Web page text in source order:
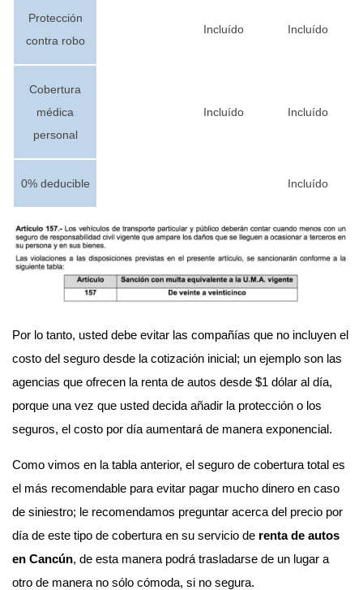
Protección
contra robo
Incluído Incluído
Cobertura
médica
personal
Incluído Incluído
0% deducible Incluído
Por lo tanto, usted debe evitar las compañías que no incluyen el
costo del seguro desde la cotización inicial; un ejemplo son las
agencias que ofrecen la renta de autos desde $1 dólar al día,
porque una vez que usted decida añadir la protección o los
seguros, el costo por día aumentará de manera exponencial.
Como vimos en la tabla anterior, el seguro de cobertura total es
el más recomendable para evitar pagar mucho dinero en caso
de siniestro; le recomendamos preguntar acerca del precio por
día de este tipo de cobertura en su servicio de renta de autos
en Cancún, de esta manera podrá trasladarse de un lugar a
otro de manera no sólo cómoda, si no segura.